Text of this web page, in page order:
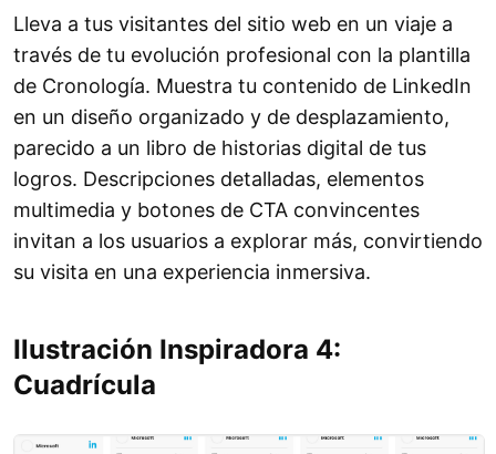
Lleva a tus visitantes del sitio web en un viaje a
través de tu evolución profesional con la plantilla
de Cronología. Muestra tu contenido de LinkedIn
en un diseño organizado y de desplazamiento,
parecido a un libro de historias digital de tus
logros. Descripciones detalladas, elementos
multimedia y botones de CTA convincentes
invitan a los usuarios a explorar más, convirtiendo
su visita en una experiencia inmersiva.
Ilustración Inspiradora 4:
Cuadrícula